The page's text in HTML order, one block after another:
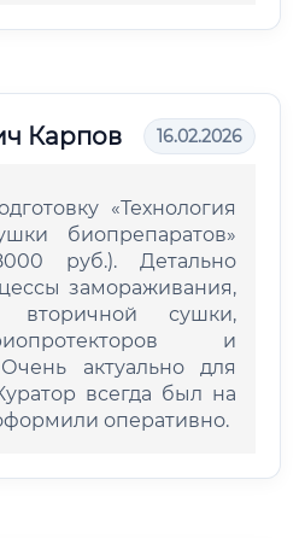
Карпов 16.02.2026
«Технология
биопрепаратов»
руб.). Детально
замораживания,
сушки,
и
актуально для
всегда был на
оперативно.